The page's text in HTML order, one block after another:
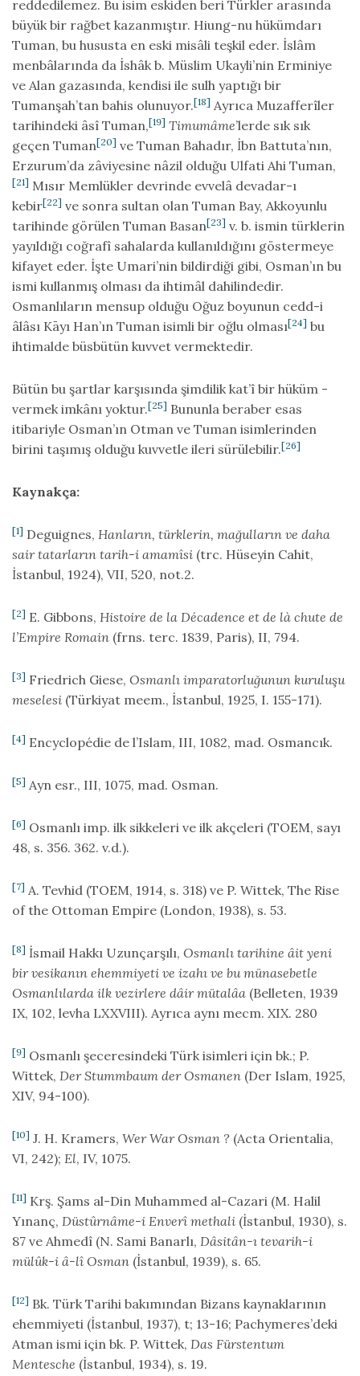
reddedilemez. Bu isim eskiden beri Türkler arasında
büyük bir rağbet kazanmıştır. Hiung-nu hükümdarı
Tuman, bu hususta en eski misâli teşkil eder. İslâm
menbâlarında da İshâk b. Müslim Ukayli’nin Erminiye
ve Alan gazasında, kendisi ile sulh yaptığı bir
Tumanşah’tan bahis olunuyor.[18] Ayrıca Muzafferîler
tarihindeki âsî Tuman,[19] Timumâme’lerde sık sık
geçen Tuman[20] ve Tuman Bahadır, İbn Battuta’nın,
Erzurum’da zâviyesine nâzil olduğu Ulfati Ahi Tuman,
[21] Mısır Memlükler devrinde evvelâ devadar-ı
kebir[22] ve sonra sultan olan Tuman Bay, Akkoyunlu
tarihinde görülen Tuman Basan[23] v. b. ismin türklerin
yayıldığı coğrafî sahalarda kullanıldığını göstermeye
kifayet eder. İşte Umari’nin bildirdiği gibi, Osman’ın bu
ismi kullanmış olması da ihtimâl dahilindedir.
Osmanlıların mensup olduğu Oğuz boyunun cedd-i
âlâsı Kāyı Han’ın Tuman isimli bir oğlu olması[24] bu
ihtimalde büsbütün kuvvet vermektedir.
Bütün bu şartlar karşısında şimdilik kat’î bir hüküm -
vermek imkânı yoktur.[25] Bununla beraber esas
itibariyle Osman’ın Otman ve Tuman isimlerinden
birini taşımış olduğu kuvvetle ileri sürülebilir.[26]
Kaynakça:
[1] Deguignes, Hanların, türklerin, mağulların ve daha
sair tatarların tarih-i amamîsi (trc. Hüseyin Cahit,
İstanbul, 1924), VII, 520, not.2.
[2] E. Gibbons, Histoire de la Décadence et de là chute de
l’Empire Romain (frns. terc. 1839, Paris), II, 794.
[3] Friedrich Giese, Osmanlı imparatorluğunun kuruluşu
meselesi (Türkiyat meem., İstanbul, 1925, I. 155-171).
[4] Encyclopédie de l’Islam, III, 1082, mad. Osmancık.
[5] Ayn esr., III, 1075, mad. Osman.
[6] Osmanlı imp. ilk sikkeleri ve ilk akçeleri (TOEM, sayı
48, s. 356. 362. v.d.).
[7] A. Tevhid (TOEM, 1914, s. 318) ve P. Wittek, The Rise
of the Ottoman Empire (London, 1938), s. 53.
[8] İsmail Hakkı Uzunçarşılı, Osmanlı tarihine âit yeni
bir vesikanın ehemmiyeti ve izahı ve bu münasebetle
Osmanlılarda ilk vezirlere dâir mütalâa (Belleten, 1939
IX, 102, levha LXXVIII). Ayrıca aynı mecm. XIX. 280
[9] Osmanlı şeceresindeki Türk isimleri için bk.; P.
Wittek, Der Stummbaum der Osmanen (Der Islam, 1925,
XIV, 94-100).
[10] J. H. Kramers, Wer War Osman ? (Acta Orientalia,
VI, 242); El, IV, 1075.
[11] Krş. Şams al-Din Muhammed al-Cazari (M. Halil
Yınanç, Düstûrnâme-i Enverî methali (İstanbul, 1930), s.
87 ve Ahmedî (N. Sami Banarlı, Dâsitân-ı tevarih-i
mülûk-i â-lî Osman (İstanbul, 1939), s. 65.
[12] Bk. Türk Tarihi bakımından Bizans kaynaklarının
ehemmiyeti (İstanbul, 1937), t; 13-16; Pachymeres’deki
Atman ismi için bk. P. Wittek, Das Fürstentum
Mentesche (İstanbul, 1934), s. 19.